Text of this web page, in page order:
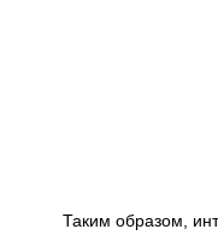
Таким образом,